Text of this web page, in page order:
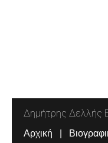
Δημήτρης Δελλής
Αρχική